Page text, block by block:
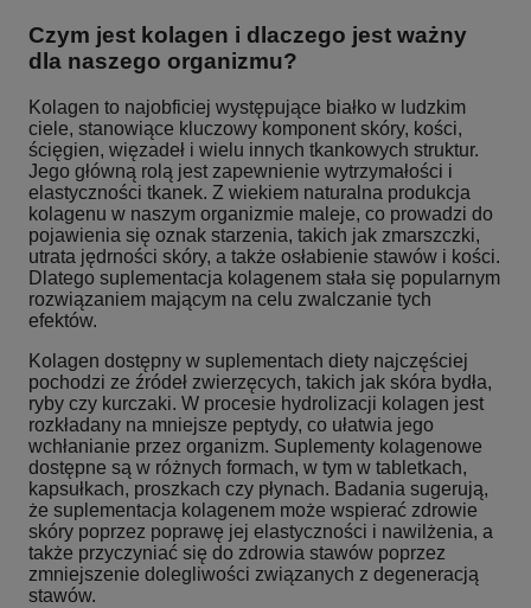
Czym jest kolagen i dlaczego jest ważny
dla naszego organizmu?
Kolagen to najobficiej występujące białko w ludzkim
ciele, stanowiące kluczowy komponent skóry, kości,
ścięgien, więzadeł i wielu innych tkankowych struktur.
Jego główną rolą jest zapewnienie wytrzymałości i
elastyczności tkanek. Z wiekiem naturalna produkcja
kolagenu w naszym organizmie maleje, co prowadzi do
pojawienia się oznak starzenia, takich jak zmarszczki,
utrata jędrności skóry, a także osłabienie stawów i kości.
Dlatego suplementacja kolagenem stała się popularnym
rozwiązaniem mającym na celu zwalczanie tych
efektów.
Kolagen dostępny w suplementach diety najczęściej
pochodzi ze źródeł zwierzęcych, takich jak skóra bydła,
ryby czy kurczaki. W procesie hydrolizacji kolagen jest
rozkładany na mniejsze peptydy, co ułatwia jego
wchłanianie przez organizm. Suplementy kolagenowe
dostępne są w różnych formach, w tym w tabletkach,
kapsułkach, proszkach czy płynach. Badania sugerują,
że suplementacja kolagenem może wspierać zdrowie
skóry poprzez poprawę jej elastyczności i nawilżenia, a
także przyczyniać się do zdrowia stawów poprzez
zmniejszenie dolegliwości związanych z degeneracją
stawów.